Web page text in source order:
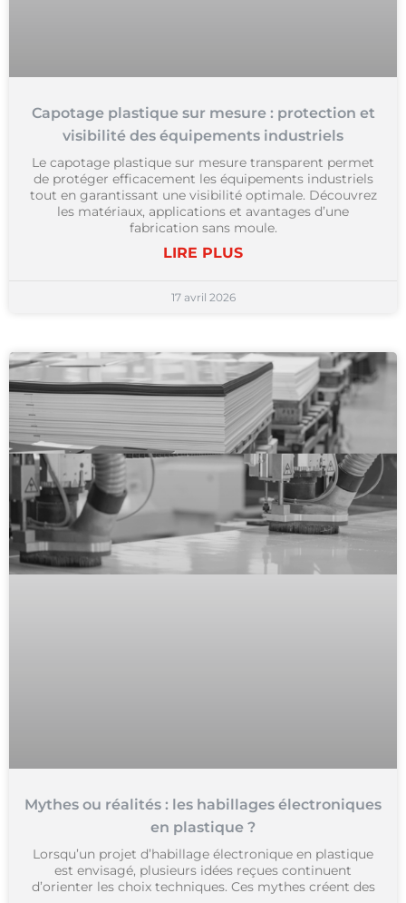
Capotage plastique sur mesure : protection et
visibilité des équipements industriels
Le capotage plastique sur mesure transparent permet
de protéger efficacement les équipements industriels
tout en garantissant une visibilité optimale. Découvrez
les matériaux, applications et avantages d’une
fabrication sans moule.
LIRE PLUS
17 avril 2026
Mythes ou réalités : les habillages électroniques
en plastique ?
Lorsqu’un projet d’habillage électronique en plastique
est envisagé, plusieurs idées reçues continuent
d’orienter les choix techniques. Ces mythes créent des